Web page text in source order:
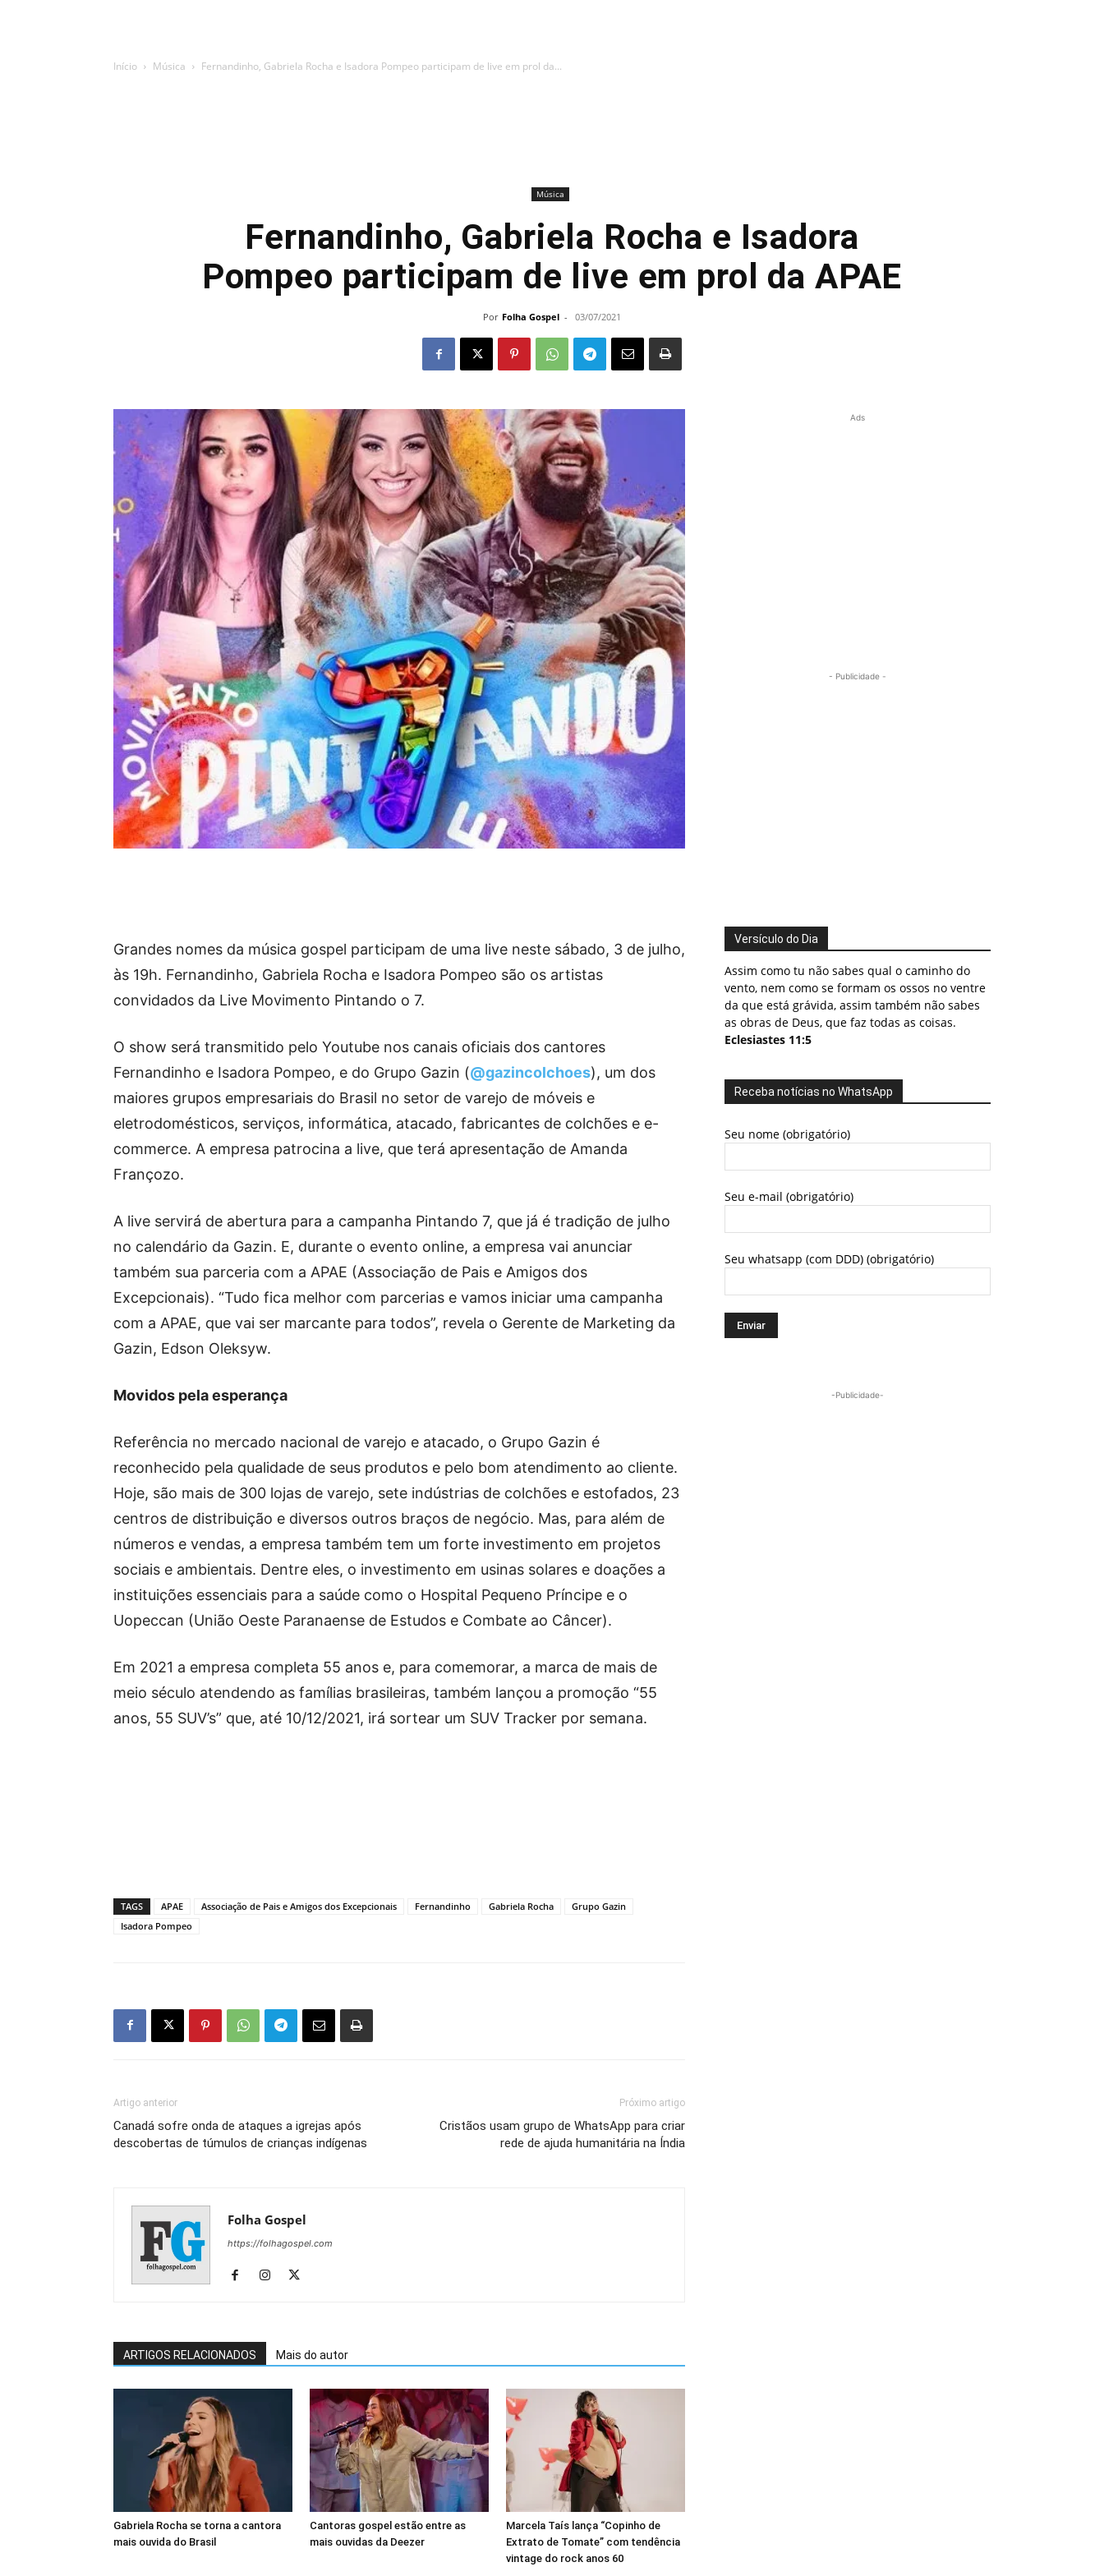
Início Música Fernandinho, Gabriela Rocha e Isadora Pompeo participam de live em prol da...
Música
Fernandinho, Gabriela Rocha e Isadora
Pompeo participam de live em prol da APAE
Por Folha Gospel - 03/07/2021
Grandes nomes da música gospel participam de uma live neste sábado, 3 de julho,
às 19h. Fernandinho, Gabriela Rocha e Isadora Pompeo são os artistas
convidados da Live Movimento Pintando o 7.
O show será transmitido pelo Youtube nos canais oficiais dos cantores
Fernandinho e Isadora Pompeo, e do Grupo Gazin (@gazincolchoes), um dos
maiores grupos empresariais do Brasil no setor de varejo de móveis e
eletrodomésticos, serviços, informática, atacado, fabricantes de colchões e e-
commerce. A empresa patrocina a live, que terá apresentação de Amanda
Françozo.
A live servirá de abertura para a campanha Pintando 7, que já é tradição de julho
no calendário da Gazin. E, durante o evento online, a empresa vai anunciar
também sua parceria com a APAE (Associação de Pais e Amigos dos
Excepcionais). “Tudo fica melhor com parcerias e vamos iniciar uma campanha
com a APAE, que vai ser marcante para todos”, revela o Gerente de Marketing da
Gazin, Edson Oleksyw.
Movidos pela esperança
Referência no mercado nacional de varejo e atacado, o Grupo Gazin é
reconhecido pela qualidade de seus produtos e pelo bom atendimento ao cliente.
Hoje, são mais de 300 lojas de varejo, sete indústrias de colchões e estofados, 23
centros de distribuição e diversos outros braços de negócio. Mas, para além de
números e vendas, a empresa também tem um forte investimento em projetos
sociais e ambientais. Dentre eles, o investimento em usinas solares e doações a
instituições essenciais para a saúde como o Hospital Pequeno Príncipe e o
Uopeccan (União Oeste Paranaense de Estudos e Combate ao Câncer).
Em 2021 a empresa completa 55 anos e, para comemorar, a marca de mais de
meio século atendendo as famílias brasileiras, também lançou a promoção “55
anos, 55 SUV’s” que, até 10/12/2021, irá sortear um SUV Tracker por semana.
TAGS APAE Associação de Pais e Amigos dos Excepcionais Fernandinho Gabriela Rocha
Grupo Gazin
Isadora Pompeo
Artigo anterior
Canadá sofre onda de ataques a igrejas após
descobertas de túmulos de crianças indígenas
Próximo artigo
Cristãos usam grupo de WhatsApp para criar
rede de ajuda humanitária na Índia
Folha Gospel
https://folhagospel.com
ARTIGOS RELACIONADOS Mais do autor
Gabriela Rocha se torna a cantora
mais ouvida do Brasil
Cantoras gospel estão entre as
mais ouvidas da Deezer
Marcela Taís lança “Copinho de
Extrato de Tomate” com tendência
vintage do rock anos 60
Ads
- Publicidade -
Versículo do Dia
Assim como tu não sabes qual o caminho do
vento, nem como se formam os ossos no ventre
da que está grávida, assim também não sabes
as obras de Deus, que faz todas as coisas.
Eclesiastes 11:5
Receba notícias no WhatsApp
Seu nome (obrigatório)
Seu e-mail (obrigatório)
Seu whatsapp (com DDD) (obrigatório)
-Publicidade-